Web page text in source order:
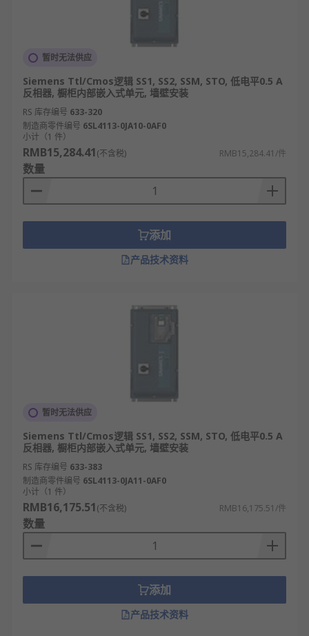
暂时无法供应
Siemens Ttl/Cmos逻辑 SS1, SS2, SSM, STO, 低电平0.5 A
反相器, 橱柜内部嵌入式单元, 墙壁安装
RS 库存编号 633-320
制造商零件编号 6SL4113-0JA10-0AF0
小计（1 件）
RMB15,284.41(不含税) RMB15,284.41/件
数量
添加
产品技术资料
暂时无法供应
Siemens Ttl/Cmos逻辑 SS1, SS2, SSM, STO, 低电平0.5 A
反相器, 橱柜内部嵌入式单元, 墙壁安装
RS 库存编号 633-383
制造商零件编号 6SL4113-0JA11-0AF0
小计（1 件）
RMB16,175.51(不含税) RMB16,175.51/件
数量
添加
产品技术资料